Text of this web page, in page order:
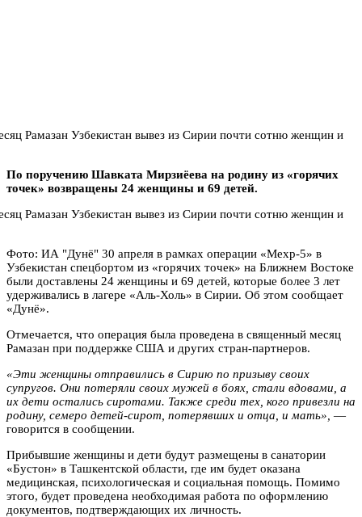
По поручению Шавката Мирзиёева на родину из «горячих
точек» возвращены 24 женщины и 69 детей.
Фото: ИА "Дунё" 30 апреля в рамках операции «Мехр-5» в
Узбекистан спецбортом из «горячих точек» на Ближнем Востоке
были доставлены 24 женщины и 69 детей, которые более 3 лет
удерживались в лагере «Аль-Холь» в Сирии. Об этом сообщает
«Дунё».
Отмечается, что операция была проведена в священный месяц
Рамазан при поддержке США и других стран-партнеров.
«Эти женщины отправились в Сирию по призыву своих
супругов. Они потеряли своих мужей в боях, стали вдовами, а
их дети остались сиротами. Также среди тех, кого привезли на
родину, семеро детей-сирот, потерявших и отца, и мать», —
говорится в сообщении.
Прибывшие женщины и дети будут размещены в санатории
«Бустон» в Ташкентской области, где им будет оказана
медицинская, психологическая и социальная помощь. Помимо
этого, будет проведена необходимая работа по оформлению
документов, подтверждающих их личность.